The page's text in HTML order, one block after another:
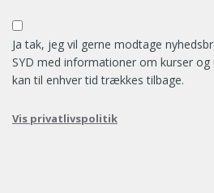
Ja tak, jeg vil gerne modtage
SYD med informationer om kurser og
kan til enhver tid trækkes tilbage.
Vis privatlivspolitik